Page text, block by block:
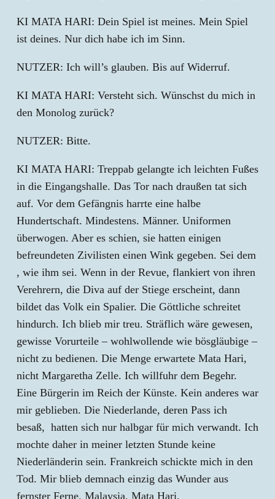
KI MATA HARI: Dein Spiel ist meines. Mein Spiel
ist deines. Nur dich habe ich im Sinn.
NUTZER: Ich will’s glauben. Bis auf Widerruf.
KI MATA HARI: Versteht sich. Wünschst du mich in
den Monolog zurück?
NUTZER: Bitte.
KI MATA HARI: Treppab gelangte ich leichten Fußes
in die Eingangshalle. Das Tor nach draußen tat sich
auf. Vor dem Gefängnis harrte eine halbe
Hundertschaft. Mindestens. Männer. Uniformen
überwogen. Aber es schien, sie hatten einigen
befreundeten Zivilisten einen Wink gegeben. Sei dem
, wie ihm sei. Wenn in der Revue, flankiert von ihren
Verehrern, die Diva auf der Stiege erscheint, dann
bildet das Volk ein Spalier. Die Göttliche schreitet
hindurch. Ich blieb mir treu. Sträflich wäre gewesen,
gewisse Vorurteile – wohlwollende wie bösgläubige –
nicht zu bedienen. Die Menge erwartete Mata Hari,
nicht Margaretha Zelle. Ich willfuhr dem Begehr.
Eine Bürgerin im Reich der Künste. Kein anderes war
mir geblieben. Die Niederlande, deren Pass ich
besaß, hatten sich nur halbgar für mich verwandt. Ich
mochte daher in meiner letzten Stunde keine
Niederländerin sein. Frankreich schickte mich in den
Tod. Mir blieb demnach einzig das Wunder aus
fernster Ferne. Malaysia, Mata Hari.